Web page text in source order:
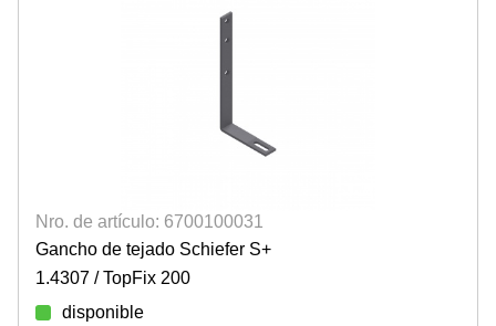
Nro. de artículo: 6700100031
Gancho de tejado Schiefer S+
1.4307 / TopFix 200
disponible